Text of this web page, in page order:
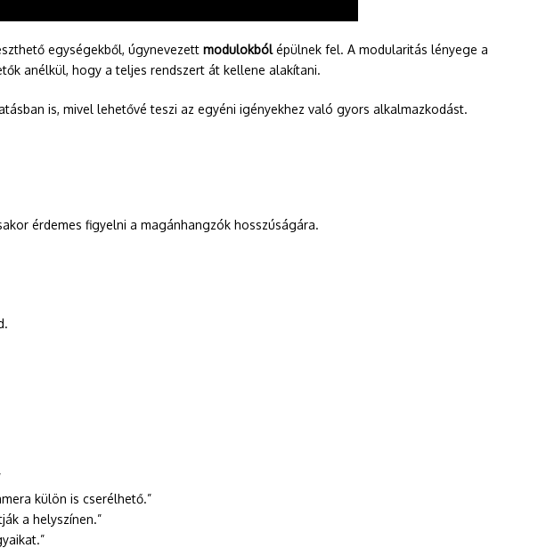
egységekből, úgynevezett modulokbólépülnek fel. A modularitás lényege a
anélkül, hogy a teljes rendszert át kellene alakítani.
is, mivel lehetővé teszi az egyéni igényekhez való gyors alkalmazkodást.
érdemes figyelni a magánhangzók hosszúságára.
külön is cserélhető.”
a helyszínen.”